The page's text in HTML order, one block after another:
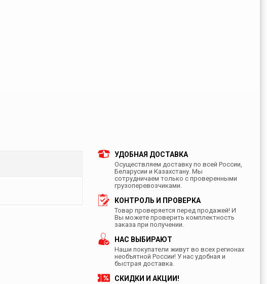
УДОБНАЯ ДОСТАВКА
Осуществляем доставку по всей России,
Беларусии и Казахстану. Мы
сотрудничаем только с проверенными
грузоперевозчиками.
КОНТРОЛЬ И ПРОВЕРКА
Товар проверяется перед продажей! И
Вы можете проверить комплектность
заказа при получении.
НАС ВЫБИРАЮТ
Наши покупатели живут во всех регионах
необъятной России! У нас удобная и
быстрая доставка.
СКИДКИ И АКЦИИ!